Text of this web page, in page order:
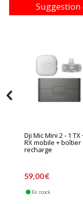
Dji Mic Mini 2 - 1 TX
RX mobile + boîtier
recharge
59,00 €
En stock